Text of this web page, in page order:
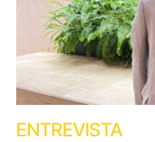
ENTREVISTA